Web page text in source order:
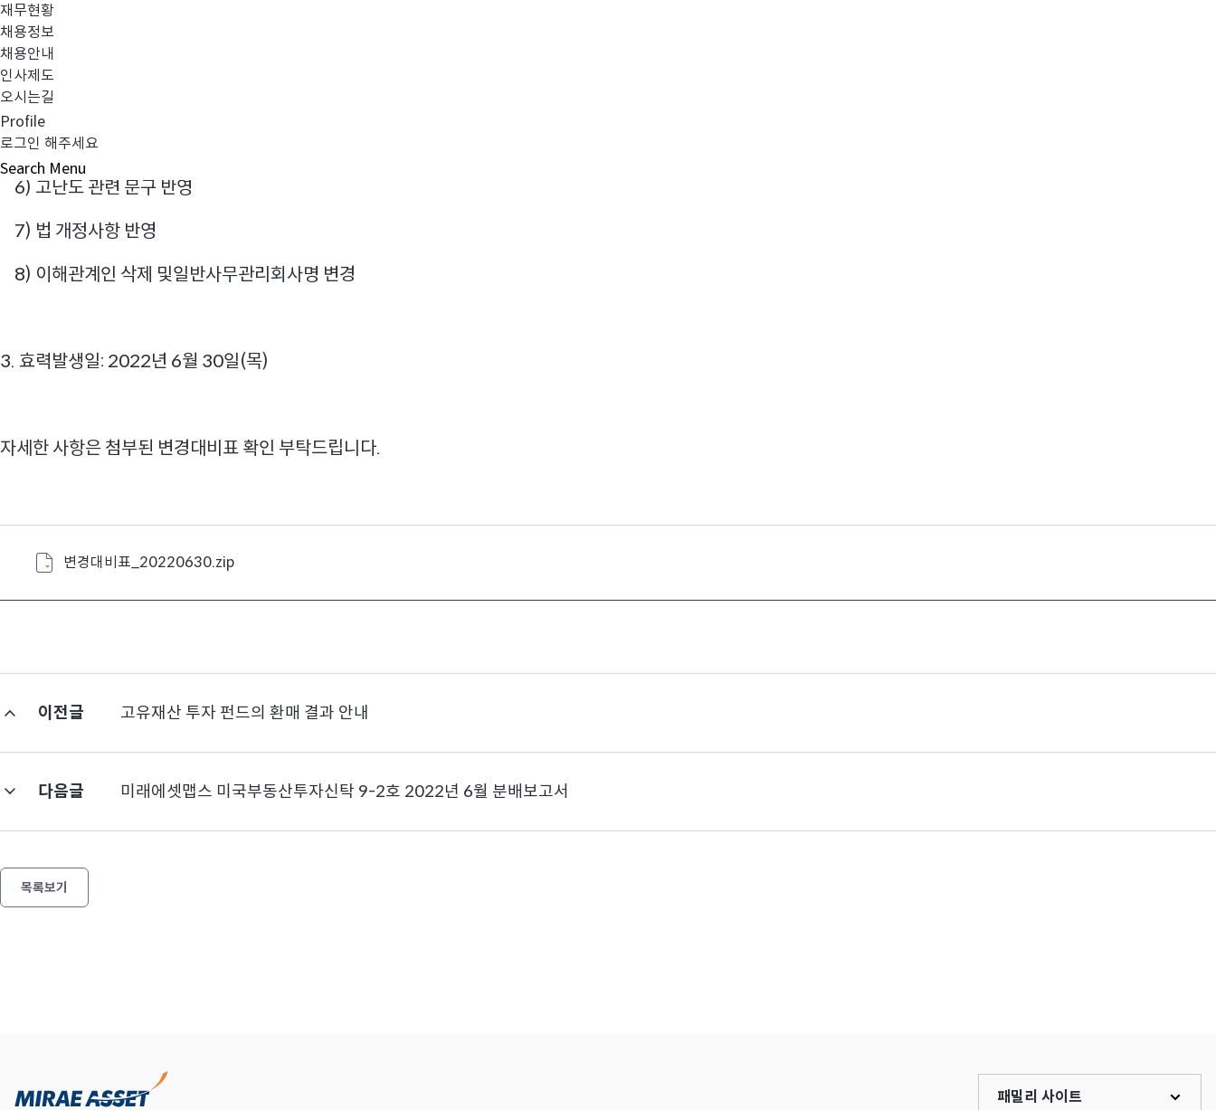
재무현황
채용정보
채용안내
인사제도
오시는길
Profile
로그인 해주세요
Search Menu
2) 모투자신탁 운용역 변경
3) 펀드 결산에 따른 재무정보 및 주요 수치 업데이트
4) 투자위험등급 관련 변동성 값 등 변경사항 반영
5) 집합투자재산의 평가방법 문구 변경
6) 고난도 관련 문구 반영
7) 법 개정사항 반영
8) 이해관계인 삭제 및일반사무관리회사명 변경
3. 효력발생일: 2022년 6월 30일(목)
자세한 사항은 첨부된 변경대비표 확인 부탁드립니다.
변경대비표_20220630.zip
이전글 고유재산 투자 펀드의 환매 결과 안내
다음글 미래에셋맵스 미국부동산투자신탁 9-2호 2022년 6월 분배보고서
목록보기
패밀리 사이트